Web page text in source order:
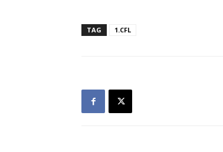
TAG 1.CFL